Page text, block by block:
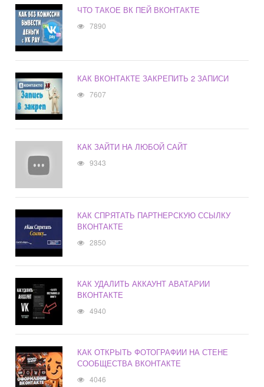
ЧТО ТАКОЕ ВК ПЕЙ ВКОНТАКТЕ
7890
КАК ВКОНТАКТЕ ЗАКРЕПИТЬ 2 ЗАПИСИ
7607
КАК ЗАЙТИ НА ЛЮБОЙ САЙТ
9343
КАК СПРЯТАТЬ ПАРТНЕРСКУЮ ССЫЛКУ
ВКОНТАКТЕ
2850
КАК УДАЛИТЬ АККАУНТ АВАТАРИИ
ВКОНТАКТЕ
4940
КАК ОТКРЫТЬ ФОТОГРАФИИ НА СТЕНЕ
СООБЩЕСТВА ВКОНТАКТЕ
4046